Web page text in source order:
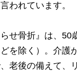
われています。
せ骨折』は、50
を除く）。介護
老後の備えて、